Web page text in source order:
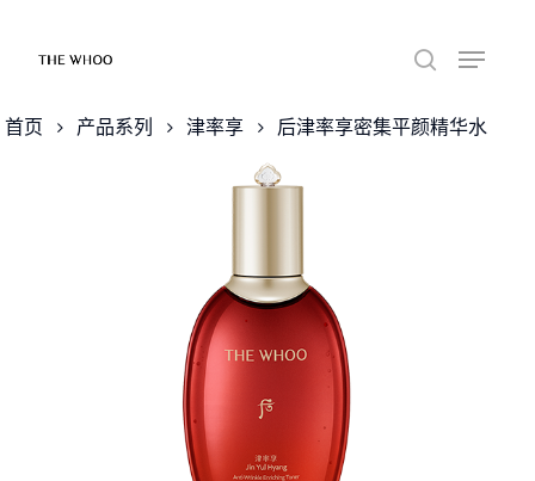
首页 产品系列 津率享 后津率享密集平颜精华水